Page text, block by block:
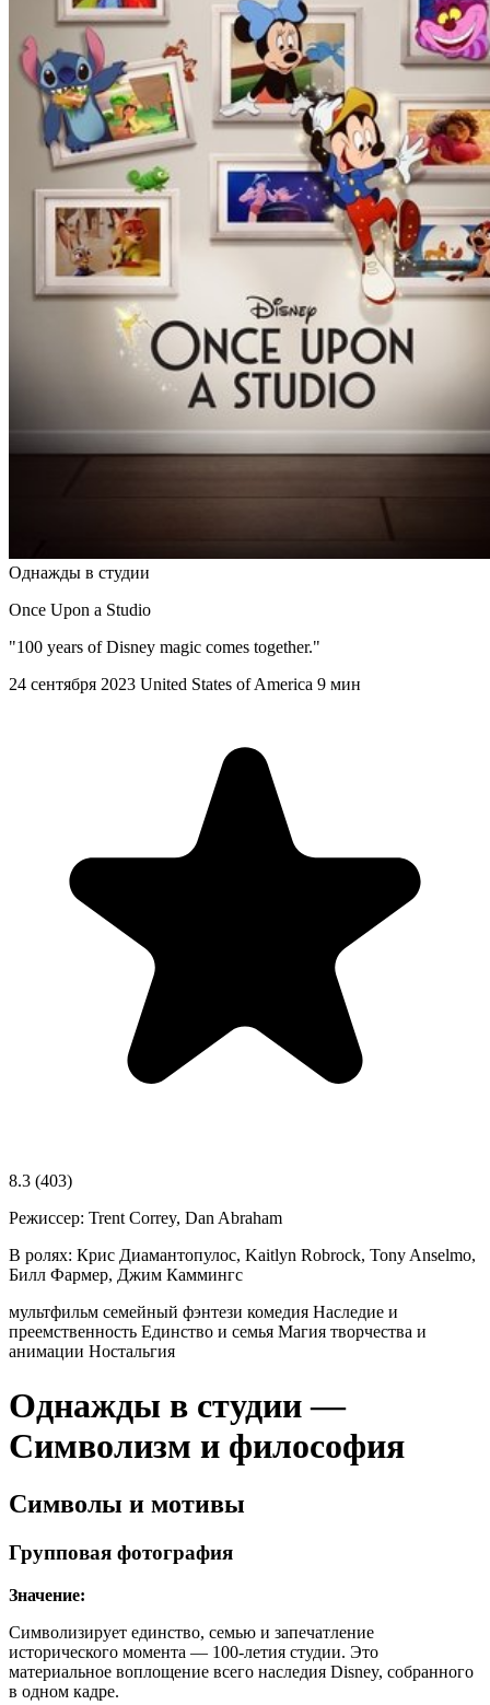
Однажды в студии
Once Upon a Studio
"100 years of Disney magic comes together."
24 сентября 2023 United States of America 9 мин
8.3 (403)
Режиссер: Trent Correy, Dan Abraham
В ролях: Крис Диамантопулос, Kaitlyn Robrock, Tony Anselmo,
Билл Фармер, Джим Каммингс
мультфильм семейный фэнтези комедия Наследие и
преемственность Единство и семья Магия творчества и
анимации Ностальгия
Однажды в студии —
Символизм и философия
Символы и мотивы
Групповая фотография
Значение:
Символизирует единство, семью и запечатление
исторического момента — 100-летия студии. Это
материальное воплощение всего наследия Disney, собранного
в одном кадре.